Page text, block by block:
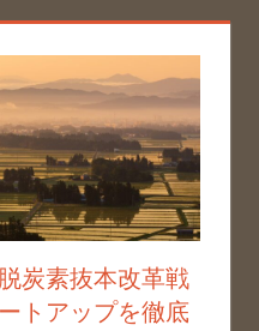
炭素抜本改革戦
トアップを徹底